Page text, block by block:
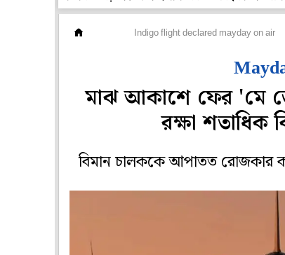
Indigo flight declared mayday on air
মাঝ আকাশে ফের 'মে
রক্ষা শতাধিক
বিমান চালককে আপাতত রোজকার